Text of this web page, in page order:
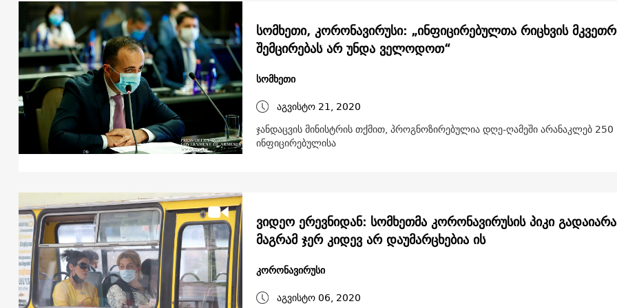
სომხეთი, კორონავირუსი: „ინფიცირებულთა რიცხვის მკვეთრ
შემცირებას არ უნდა ველოდოთ“
სომხეთი
აგვისტო 21, 2020
ჯანდაცვის მინისტრის თქმით, პროგნოზირებულია დღე-ღამეში არანაკლებ 250
ინფიცირებულისა
ვიდეო ერევნიდან: სომხეთმა კორონავირუსის პიკი
მაგრამ ჯერ კიდევ არ დაუმარცხებია ის
კორონავირუსი
აგვისტო 06, 2020